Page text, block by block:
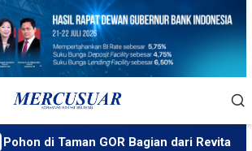
di Taman GOR Bagian dari Revitalisasi